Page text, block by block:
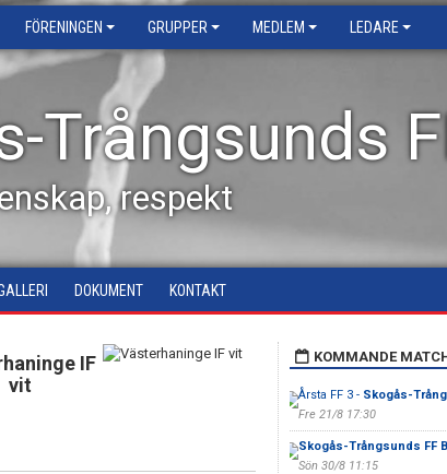
FÖRENINGEN GRUPPER MEDLEM LEDARE
Trångsunds
respekt
DOKUMENT KONTAKT
IF
vit
KOMMANDE
Årsta FF 3 - Skogås-
Fre 21/8 17:30
Skogås-Trångsunds FF
Sön 30/8 11:15